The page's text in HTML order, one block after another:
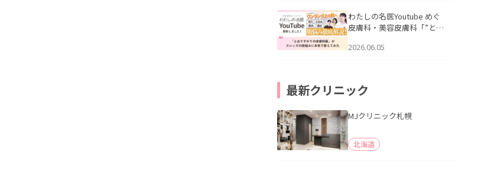
公開いたしました。
わたしの名医Youtube めぐ
皮膚科・美容皮膚科「”とお
ッズの肌悩みに本気で答え
2026.06.05
最新クリニック
MJクリニック札幌
北海道